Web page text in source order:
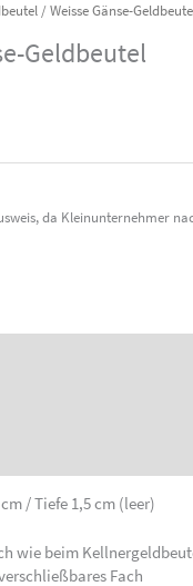
/ Weisse Gänse-
Geldbeutel
da Kleinunternehmer
/ Tiefe 1,5 cm (leer)
wie beim
Fach